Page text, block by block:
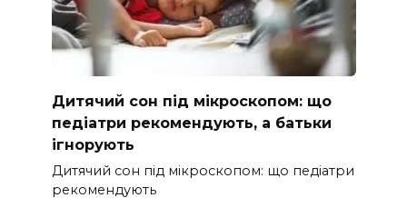
Дитячий сон під мікроскопом: що
педіатри рекомендують, а батьки
ігнорують
Дитячий сон під мікроскопом: що педіатри
рекомендують